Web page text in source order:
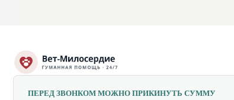
ПЕРЕД ЗВОНКОМ МОЖНО ПРИКИНУТЬ СУММУ